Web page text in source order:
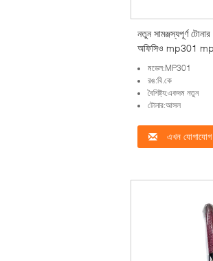
নতুন সামঞ্জস্যপূর্ণ
অফিসিও mp301 mp
মডেল:MP301
রঙ:বি.কে
বৈশিষ্ট্য:একদম নতুন
টোনার:আসল
এখন যোগাযোগ